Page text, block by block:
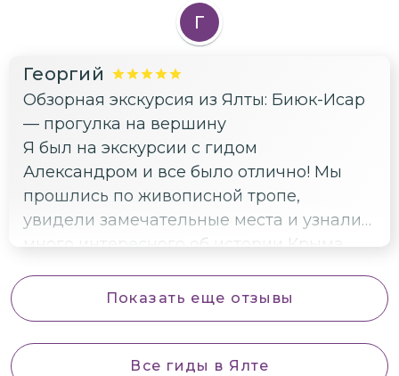
Г
Георгий
Обзорная экскурсия из Ялты: Биюк-Исар
— прогулка на вершину
Я был на экскурсии с гидом
Александром и все было отлично! Мы
прошлись по живописной тропе,
увидели замечательные места и узнали
много интересного об истории Крыма.
вершины Биюк-Исара просто
невероятный! Гид очень внимателен и
заботливый. Рекомендую эту экскурсию
всем любителям природы и истории!
Показать еще отзывы
Все гиды в Ялте